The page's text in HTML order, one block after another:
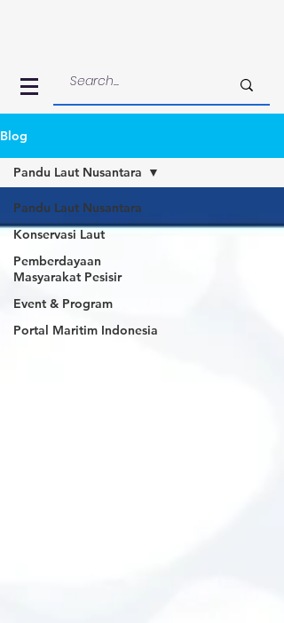
Blog
Pandu Laut Nusantara
Konservasi Laut
Pemberdayaan
Masyarakat Pesisir
Event & Program
Portal Maritim Indonesia
Pandu Laut Nusantara